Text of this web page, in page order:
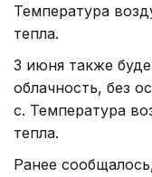
Температура
тепла.
3 июня также
облачность, без
с. Температура
тепла.
Ранее